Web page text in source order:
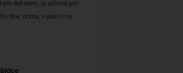
dekorem, je určená pro
dne, doma, v práci i na